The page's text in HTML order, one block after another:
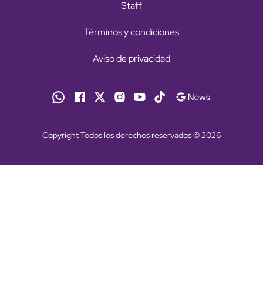
Staff
Términos y condiciones
Aviso de privacidad
Copyright Todos los derechos reservados © 2026